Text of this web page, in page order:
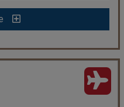
- 7 éjszakás